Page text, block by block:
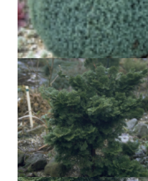
Dwergcypres
Chamaecyparis lawsoniana